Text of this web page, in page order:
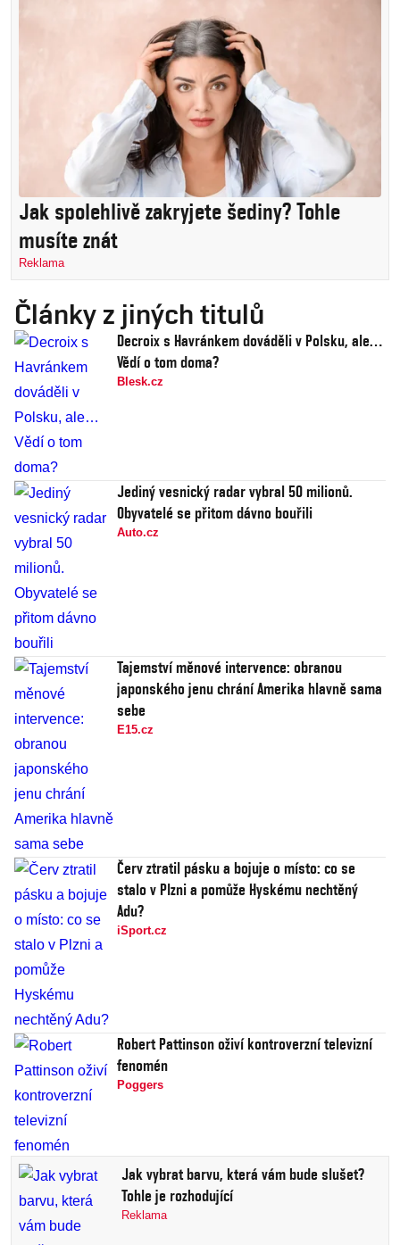
Jak spolehlivě zakryjete šediny? Tohle
musíte znát
Reklama
Články z jiných titulů
Decroix s Havránkem dováděli v Polsku, ale…
Vědí o tom doma?
Blesk.cz
Jediný vesnický radar vybral 50 milionů.
Obyvatelé se přitom dávno bouřili
Auto.cz
Tajemství měnové intervence: obranou
japonského jenu chrání Amerika hlavně sama
sebe
E15.cz
Červ ztratil pásku a bojuje o místo: co se
stalo v Plzni a pomůže Hyskému nechtěný
Adu?
iSport.cz
Robert Pattinson oživí kontroverzní televizní
fenomén
Poggers
Jak vybrat barvu, která vám bude slušet?
Tohle je rozhodující
Reklama